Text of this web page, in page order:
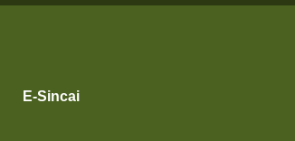
E-Sincai